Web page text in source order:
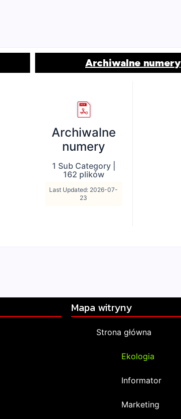
Archiwalne numery
Archiwalne
numery
1 Sub Category
162 plików
Last Updated: 2026-07-
23
Mapa witryny
Strona główna
Ekologia
Informator
Marketing